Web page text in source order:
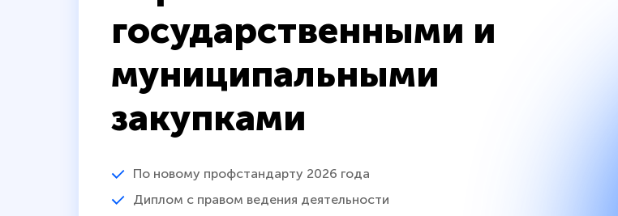
государственными и
муниципальными
закупками
По новому профстандарту 2026 года
Диплом с правом ведения деятельности